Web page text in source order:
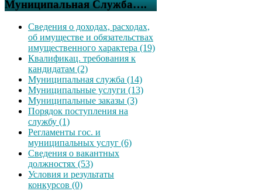
Муниципальная Служба….
Сведения о доходах, расходах,
об имуществе и обязательствах
имущественного характера (19)
Квалификац. требования к
кандидатам (2)
Муниципальная служба (14)
Муниципальные услуги (13)
Муниципальные заказы (3)
Порядок поступления на
службу (1)
Регламенты гос. и
муниципальных услуг (6)
Сведения о вакантных
должностях (53)
Условия и результаты
конкурсов (0)